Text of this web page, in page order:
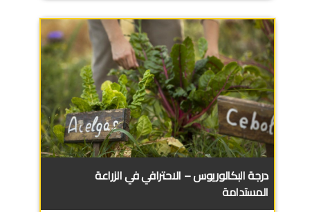
درجة البكالوريوس – الاحترافي في الزراعة
المستدامة